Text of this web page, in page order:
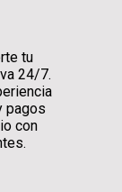
tu
24/7.
pagos
con